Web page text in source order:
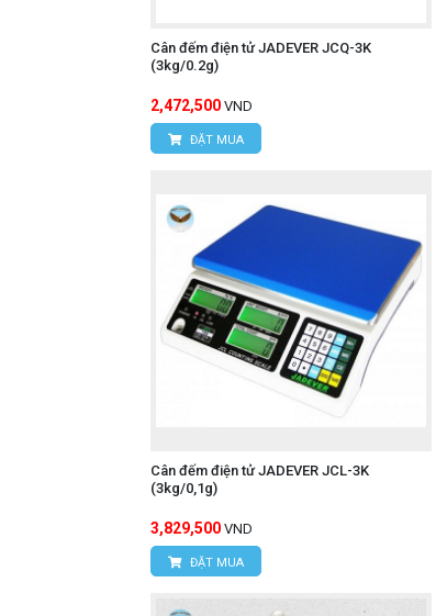
Cân đếm điện tử JADEVER JCQ-3K
(3kg/0.2g)
2,472,500 VND
ĐẶT MUA
Cân đếm điện tử JADEVER JCL-3K
(3kg/0,1g)
3,829,500 VND
ĐẶT MUA